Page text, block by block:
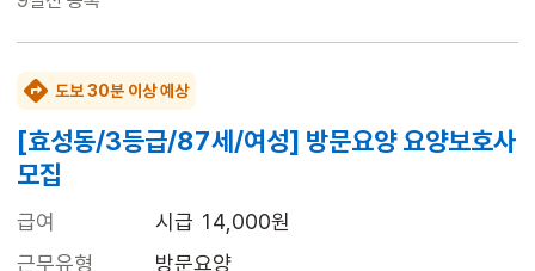
도보 30분 이상 예상
[효성동/3등급/87세/여성] 방문요양 요양보호사
모집
급여
시급 14,000원
근무유형
방문요양